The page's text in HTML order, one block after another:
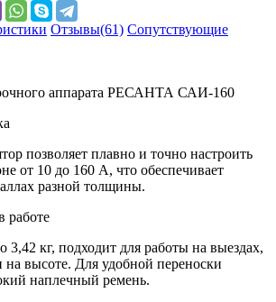
Отзывы(61) Сопутствующие
аппарата РЕСАНТА САИ-160
позволяет плавно и точно настроить
от 10 до 160 А, что обеспечивает
разной толщины.
работе
3,42 кг, подходит для работы на выездах,
высоте. Для удобной переноски
наплечный ремень.